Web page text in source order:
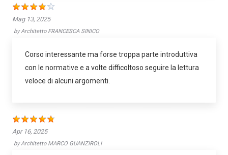
Mag 13, 2025
byArchitetto FRANCESCA SINICO
Corso interessante ma forse troppa parte introduttiva
con le normative e a volte difficoltoso seguire la lettura
veloce di alcuni argomenti.
Apr 16, 2025
byArchitetto MARCO GUANZIROLI